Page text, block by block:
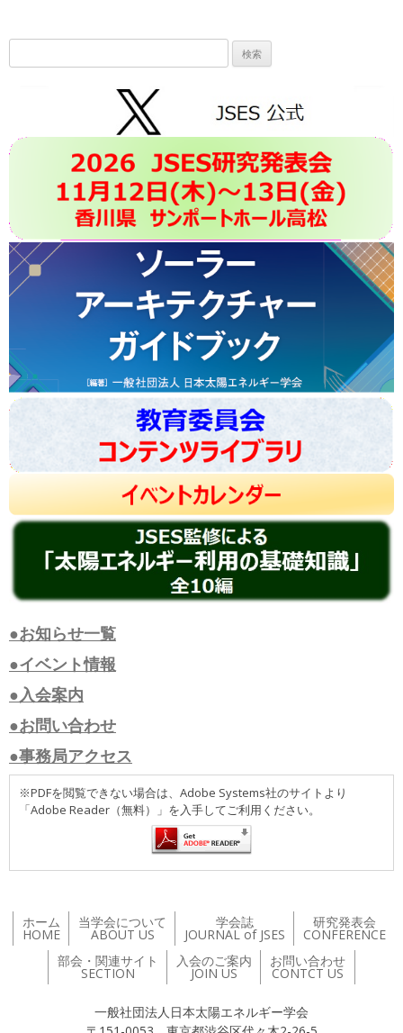
索:
●お知らせ一覧
●イベント情報
●入会案内
●お問い合わせ
●事務局アクセス
※PDFを閲覧できない場合は、Adobe Systems社のサイトより
「Adobe Reader（無料）」を入手してご利用ください。
ホーム
HOME
当学会について
ABOUT US
学会誌
JOURNAL of JSES
研究発表会
CONFERENCE
部会・関連サイト
SECTION
入会のご案内
JOIN US
お問い合わせ
CONTCT US
一般社団法人日本太陽エネルギー学会